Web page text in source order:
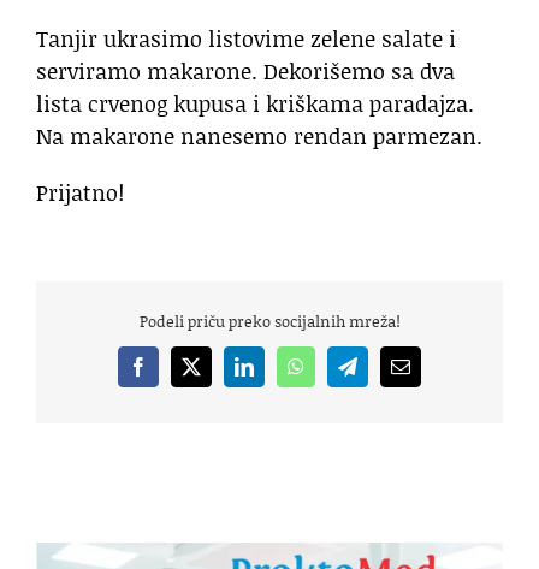
Tanjir ukrasimo listovime zelene salate i
serviramo makarone. Dekorišemo sa dva
lista crvenog kupusa i kriškama paradajza.
Na makarone nanesemo rendan parmezan.
Prijatno!
Podeli priču preko socijalnih mreža!
Facebook
X LinkedInWhatsAppTelegramEmail